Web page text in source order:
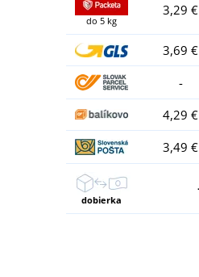
do 5 kg
3,29 €
3,69 €
-
4,29 €
3,49 €
dobierka